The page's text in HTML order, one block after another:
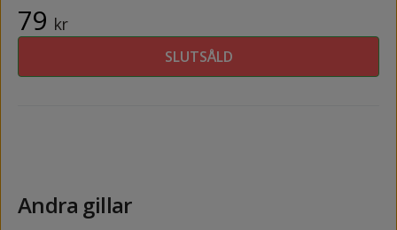
79 kr
SLUTSÅLD
Andra gillar